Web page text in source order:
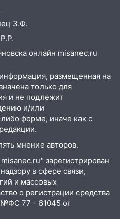
вернуть деньги
фитнес-
Ульяновской
детские
Кивать
прокурорской
на
в Ульяновске
автомобилей на
8 августа пройдет
З.Ф.
онлайн misanec.ru
размещенная на
только для
и не подлежит
и/или
форме, иначе как с
мнение авторов.
зарегистрирован
в сфере связи,
и массовых
о регистрации средства
77 - 61045 от